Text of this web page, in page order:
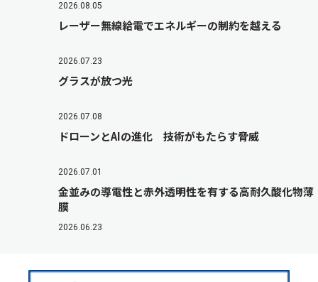
2026.08.05
レーザー無線給電でエネルギーの制約を越える
2026.07.23
グラスが放つ光
2026.07.08
ドローンとAIの進化 技術がもたらす脅威
2026.07.01
金並みの導電性と赤外透明性を有する高耐久酸化物薄
膜
2026.06.23